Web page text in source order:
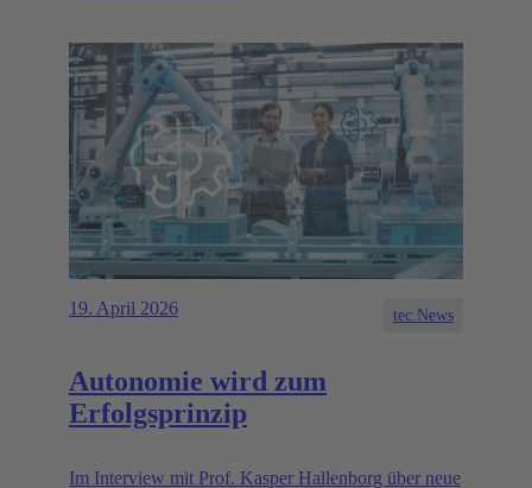
19. April 2026 tec.News
Autonomie wird zum
Erfolgsprinzip
Im Interview mit Prof. Kasper Hallenborg über neue